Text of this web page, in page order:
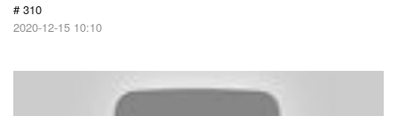
# 310
2020-12-15 10:10